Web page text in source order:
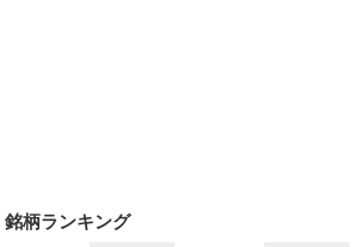
銘柄ランキング